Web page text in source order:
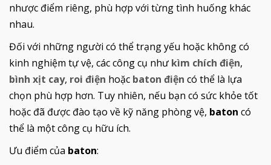
nhược điểm riêng, phù hợp với từng tình huống khác
nhau.
Đối với những người có thể trạng yếu hoặc không có
kinh nghiệm tự vệ, các công cụ như kìm chích điện,
bình xịt cay, roi điện hoặc baton điện có thể là lựa
chọn phù hợp hơn. Tuy nhiên, nếu bạn có sức khỏe tốt
hoặc đã được đào tạo về kỹ năng phòng vệ, baton có
thể là một công cụ hữu ích.
Ưu điểm của baton: